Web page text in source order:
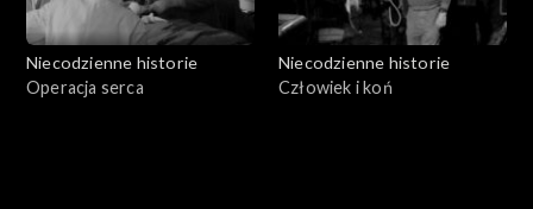
Niecodzienne historie
Operacja serca
Niecodzienne historie
Człowiek i koń